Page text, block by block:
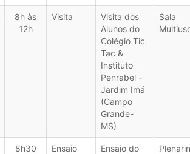
8h às
12h
Visita
Visita dos
Alunos do
Colégio Tic
Tac &
Instituto
Penrabel -
Jardim Imá
(Campo
Grande-
MS)
Sala
8h30
Ensaio
Ensaio do